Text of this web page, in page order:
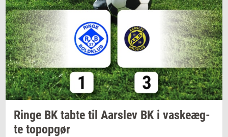
Ringe BK tabte til Aars­lev BK i va­ske­æg­
te topop­gør